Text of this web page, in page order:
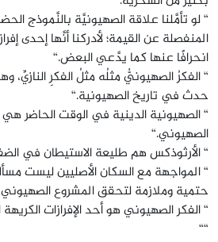
“ لو تأمَّلنا علاقة الصهيونيَّة بالنَّموذج
المنفصلة عن القيمة؛ لأدركنا أنَّها إحدى
انحرافًا عنها كما يدَّعي البعض.“
“ الفكرُ الصهيونيُّ مثلُه مثلُ الفكرِ
حدث في تاريخ الصهيونية.“
“ الصهيونية الدينية في الوقت الحاضر هي
الصهيوني.“
“ الأرثوذكس هم طليعة الاستيطان في
“ المواجهة مع السكان الأصليين ليست
حتمية وملازمة لتحقق المشروع
“ الفكر الصهيوني هو أحد الإفرازات الكريهة
““